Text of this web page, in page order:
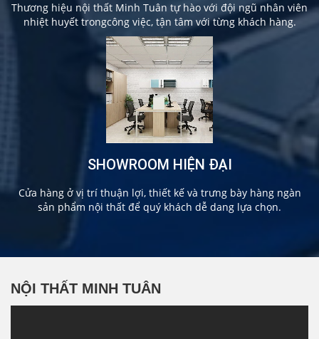
Thương hiệu nội thất Minh Tuân tự hào với đội ngũ nhân viên
nhiệt huyết trongcông việc, tận tâm với từng khách hàng.
SHOWROOM HIỆN ĐẠI
Cửa hàng ở vị trí thuận lợi, thiết kế và trưng bày hàng ngàn
sản phẩm nội thất để quý khách dễ dang lựa chọn.
NỘI THẤT MINH TUÂN